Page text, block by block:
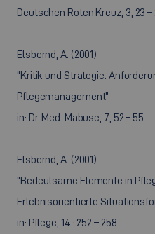
Deutschen Roten Kreuz, 3, 23 –
Elsbernd, A. (2001)
“Kritik und Strategie.
Pflegemanagement”
in: Dr. Med. Mabuse, 7, 52 – 55
Elsbernd, A. (2001)
"Bedeutsame Elemente in
Erlebnisorientierte
in: Pflege, 14 : 252 – 258